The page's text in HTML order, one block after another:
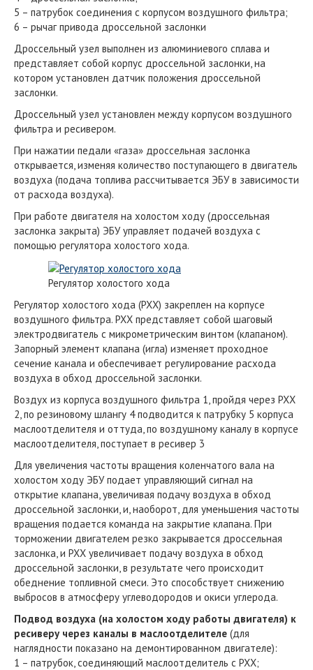
5 – патрубок соединения с корпусом воздушного фильтра;
6 – рычаг привода дроссельной заслонки
Дроссельный узел выполнен из алюминиевого сплава и
представляет собой корпус дроссельной заслонки, на
котором установлен датчик положения дроссельной
заслонки.
Дроссельный узел установлен между корпусом воздушного
фильтра и ресивером.
При нажатии педали «газа» дроссельная заслонка
открывается, изменяя количество поступающего в двигатель
воздуха (подача топлива рассчитывается ЭБУ в зависимости
от расхода воздуха).
При работе двигателя на холостом ходу (дроссельная
заслонка закрыта) ЭБУ управляет подачей воздуха с
помощью регулятора холостого хода.
Регулятор холостого хода
Регулятор холостого хода (РХХ) закреплен на корпусе
воздушного фильтра. РХХ представляет собой шаговый
электродвигатель с микрометрическим винтом (клапаном).
Запорный элемент клапана (игла) изменяет проходное
сечение канала и обеспечивает регулирование расхода
воздуха в обход дроссельной заслонки.
Воздух из корпуса воздушного фильтра 1, пройдя через РХХ
2, по резиновому шлангу 4 подводится к патрубку 5 корпуса
маслоотделителя и оттуда, по воздушному каналу в корпусе
маслоотделителя, поступает в ресивер 3
Для увеличения частоты вращения коленчатого вала на
холостом ходу ЭБУ подает управляющий сигнал на
открытие клапана, увеличивая подачу воздуха в обход
дроссельной заслонки, и, наоборот, для уменьшения частоты
вращения подается команда на закрытие клапана. При
торможении двигателем резко закрывается дроссельная
заслонка, и РХХ увеличивает подачу воздуха в обход
дроссельной заслонки, в результате чего происходит
обеднение топливной смеси. Это способствует снижению
выбросов в атмосферу углеводородов и окиси углерода.
Подвод воздуха (на холостом ходу работы двигателя) к
ресиверу через каналы в маслоотделителе (для
наглядности показано на демонтированном двигателе):
1 – патрубок, соединяющий маслоотделитель с РХХ;